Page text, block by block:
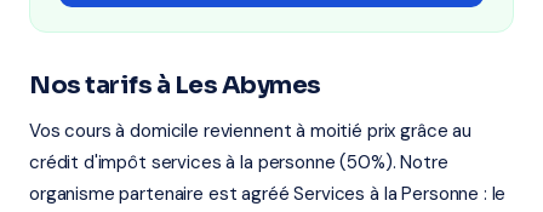
Nos tarifs à Les Abymes
Vos cours à domicile reviennent à moitié prix grâce au
crédit d'impôt services à la personne (50%). Notre
organisme partenaire est agréé Services à la Personne : le